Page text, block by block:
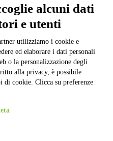
by Gruppo Spaggiari
& New Social Media
alcuni dati
e utenti
utilizziamo i cookie e
ed elaborare i dati personali
o la personalizzazione degli
alla privacy, è possibile
di cookie. Clicca su preferenze